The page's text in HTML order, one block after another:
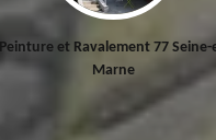
77 Seine-et-